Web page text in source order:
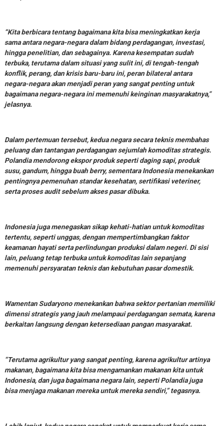
“Kita berbicara tentang bagaimana kita bisa meningkatkan kerja
sama antara negara-negara dalam bidang perdagangan, investasi,
hingga penelitian, dan sebagainya. Karena kesempatan sudah
terbuka, terutama dalam situasi yang sulit ini, di tengah-tengah
konflik, perang, dan krisis baru-baru ini, peran bilateral antara
negara-negara akan menjadi peran yang sangat penting untuk
bagaimana negara-negara ini memenuhi keinginan masyarakatnya,”
jelasnya.
Dalam pertemuan tersebut, kedua negara secara teknis membahas
peluang dan tantangan perdagangan sejumlah komoditas strategis.
Polandia mendorong ekspor produk seperti daging sapi, produk
susu, gandum, hingga buah berry, sementara Indonesia menekankan
pentingnya pemenuhan standar kesehatan, sertifikasi veteriner,
serta proses audit sebelum akses pasar dibuka.
Indonesia juga menegaskan sikap kehati-hatian untuk komoditas
tertentu, seperti unggas, dengan mempertimbangkan faktor
keamanan hayati serta perlindungan produksi dalam negeri. Di sisi
lain, peluang tetap terbuka untuk komoditas lain sepanjang
memenuhi persyaratan teknis dan kebutuhan pasar domestik.
Wamentan Sudaryono menekankan bahwa sektor pertanian memiliki
dimensi strategis yang jauh melampaui perdagangan semata, karena
berkaitan langsung dengan ketersediaan pangan masyarakat.
“Terutama agrikultur yang sangat penting, karena agrikultur artinya
makanan, bagaimana kita bisa mengamankan makanan kita untuk
Indonesia, dan juga bagaimana negara lain, seperti Polandia juga
bisa menjaga makanan mereka untuk mereka sendiri,” tegasnya.